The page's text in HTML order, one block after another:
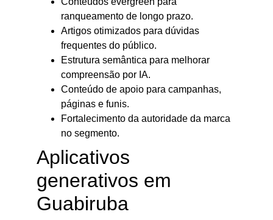
ranqueamento de longo prazo.
Artigos otimizados para dúvidas
frequentes do público.
Estrutura semântica para melhorar
compreensão por IA.
Conteúdo de apoio para campanhas,
páginas e funis.
Fortalecimento da autoridade da marca
no segmento.
Aplicativos
generativos em
Guabiruba